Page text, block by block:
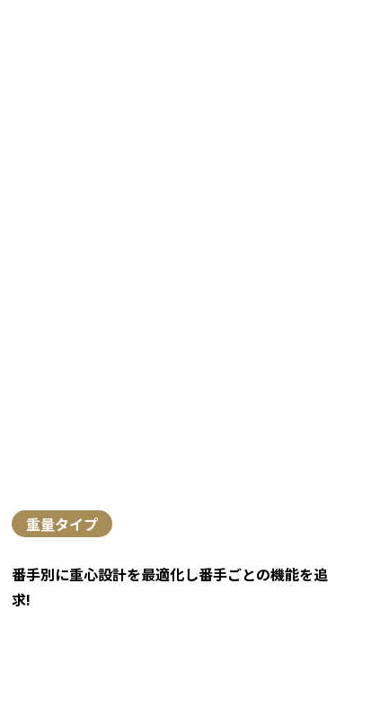
重量タイプ
番手別に重心設計を最適化し番手ごとの機能を追
求!